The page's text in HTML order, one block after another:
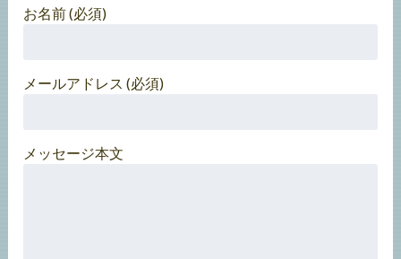
お名前 (必須)
メールアドレス (必須)
メッセージ本文